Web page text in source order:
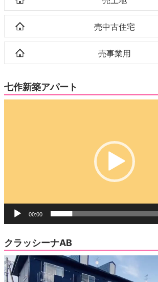
売中古住宅
売事業用
七作新築アパート
00:00
クラッシーナAB
動
画